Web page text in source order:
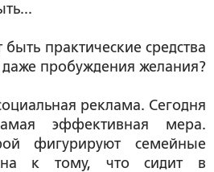
практические средства
пробуждения желания?
реклама. Сегодня
эффективная мера.
фигурируют семейные
к тому, что сидит в